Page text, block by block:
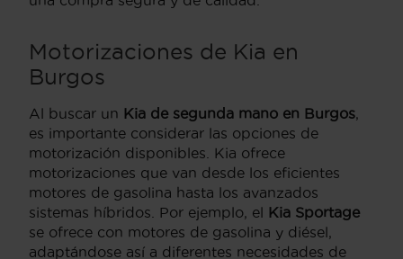
Motorizaciones de Kia en
Burgos
Al buscar un Kia de segunda mano en Burgos,
es importante considerar las opciones de
motorización disponibles. Kia ofrece
motorizaciones que van desde los eficientes
motores de gasolina hasta los avanzados
sistemas híbridos. Por ejemplo, el Kia Sportage
se ofrece con motores de gasolina y diésel,
adaptándose así a diferentes necesidades de